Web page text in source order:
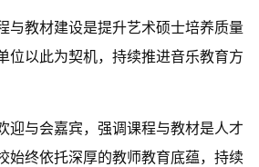
与教材建设是提升艺术硕士培养质量
位以此为契机，持续推进音乐教育方
迎与会嘉宾，强调课程与教材是人才
始终依托深厚的教师教育底蕴，持续